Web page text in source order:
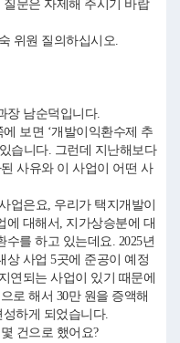
문은 자제해 주시기 바랍
위원 질의하십시오.
장 남순덕입니다.
보면 ‘개발이익환수제 추
습니다. 그런데 지난해보다
사유와 이 사업이 어떤 사
업은요, 우리가 택지개발이
에 대해서, 지가상승분에 대
를 하고 있는데요. 2025년
상 사업 5곳에 준공이 예정
연되는 사업이 있기 때문에
로 해서 30만 원을 증액해
하게 되었습니다.
건으로 했어요?